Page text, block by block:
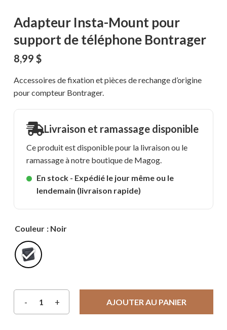
Adapteur Insta-Mount pour
support de téléphone Bontrager
8,99 $
Accessoires de fixation et pièces de rechange d’origine
pour compteur Bontrager.
Livraison et ramassage disponible
Ce produit est disponible pour la livraison ou le
ramassage à notre boutique de Magog.
En stock - Expédié le jour même ou le
lendemain (livraison rapide)
Couleur : Noir
AJOUTER AU PANIER